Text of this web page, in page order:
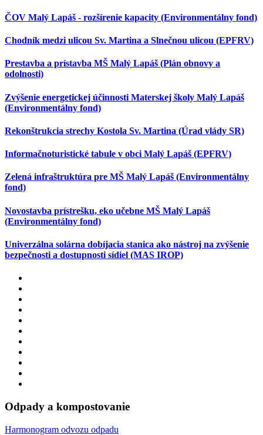
ČOV Malý Lapáš - rozšírenie kapacity (Environmentálny fond)
Chodník medzi ulicou Sv. Martina a Slnečnou ulicou (EPFRV)
Prestavba a prístavba MŠ Malý Lapáš (Plán obnovy a
odolnosti)
Zvýšenie energetickej účinnosti Materskej školy Malý Lapáš
(Environmentálny fond)
Rekonštrukcia strechy Kostola Sv. Martina (Úrad vlády SR)
Informačnoturistické tabule v obci Malý Lapáš (EPFRV)
Zelená infraštruktúra pre MŠ Malý Lapáš (Environmentálny
fond)
Novostavba prístrešku, eko učebne MŠ Malý Lapáš
(Environmentálny fond)
Univerzálna solárna dobíjacia stanica ako nástroj na zvýšenie
bezpečnosti a dostupnosti sídiel (MAS IROP)
Odpady a kompostovanie
Harmonogram odvozu odpadu